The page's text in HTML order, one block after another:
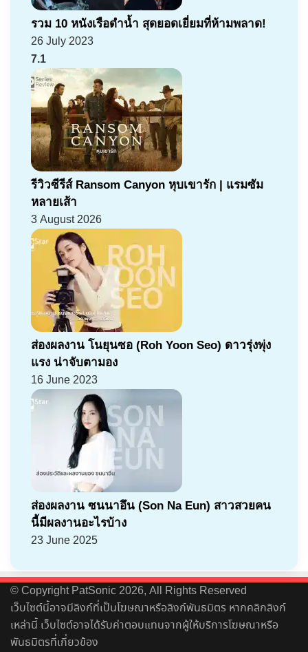
รวม 10 หนังเรือดำน้ำ สุดยอดเยี่ยมที่ห้ามพลาด!
26 July 2023
7.1
รีวิวซีรีส์ Ransom Canyon หุบเขารัก | แรมซัม
หลายเส้า
3 August 2026
ส่องผลงาน โนยุนซอ (Roh Yoon Seo) ดาวรุ่งพุ่ง
แรง น่าจับตามอง
16 June 2023
ส่องผลงาน ซนนาอึน (Son Na Eun) สาวสวยคน
นี้มีผลงานอะไรบ้าง
23 June 2025
© Copyright PatSonic 2026, All Rights Reserved
เว็บไซต์นี้อาจมีลิงก์ที่เป็นโฆษณาหรือลิงก์พันธมิตร หากคลิกลิงก์
เหล่านี้ เว็บไซต์อาจได้รับค่าตอบแทนจากผู้ให้บริการโฆษณาหรือ
พันธมิตรที่เกี่ยวข้อง